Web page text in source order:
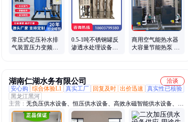
常压式定压补水排
气装置压力变频大
0.5-1吨不锈钢罐反
渗透水处理设备去
商用空气能热水器
大容量节能热泵 酒
湖南仁湖水务有限公司
洽谈
安心购
综合体验L1 真实工厂 回复及时 出价迅速
真实性已核验
黑龙江黑河
主营： 无负压供水设备、恒压供水设备、高效永磁智能供水设备、箱
式无负压供水设备、不锈钢水箱